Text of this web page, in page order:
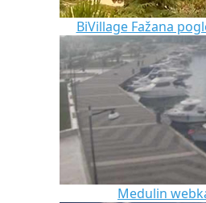
BiVillage Fažana
Medulin